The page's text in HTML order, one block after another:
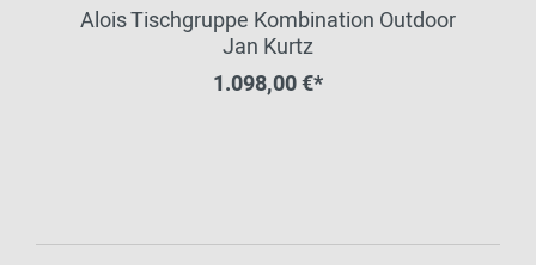
Alois Tischgruppe Kombination Outdoor
Jan Kurtz
1.098,00 €*